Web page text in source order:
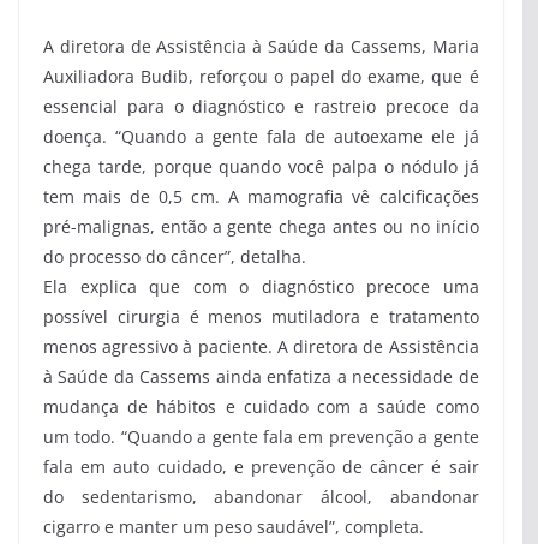
A diretora de Assistência à Saúde da Cassems, Maria
Auxiliadora Budib, reforçou o papel do exame, que é
essencial para o diagnóstico e rastreio precoce da
doença. “Quando a gente fala de autoexame ele já
chega tarde, porque quando você palpa o nódulo já
tem mais de 0,5 cm. A mamografia vê calcificações
pré-malignas, então a gente chega antes ou no início
do processo do câncer”, detalha.
Ela explica que com o diagnóstico precoce uma
possível cirurgia é menos mutiladora e tratamento
menos agressivo à paciente. A diretora de Assistência
à Saúde da Cassems ainda enfatiza a necessidade de
mudança de hábitos e cuidado com a saúde como
um todo. “Quando a gente fala em prevenção a gente
fala em auto cuidado, e prevenção de câncer é sair
do sedentarismo, abandonar álcool, abandonar
cigarro e manter um peso saudável”, completa.